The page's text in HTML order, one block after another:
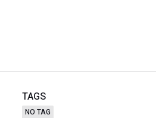
TAGS
NO TAG